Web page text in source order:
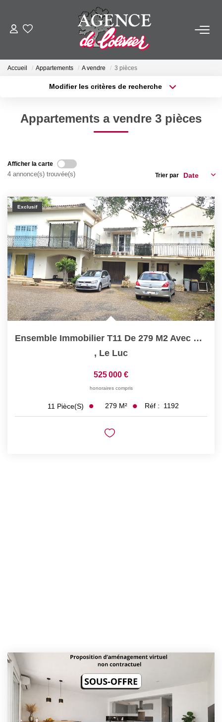
ACHETER
NOTRE AGENCE
CONTACT
Accueil Appartements A vendre 3 pièces
Modifier les critères de recherche
Type de bien
Appartements a vendre 3 pièces
Afficher la carte
4 annonce(s) trouvée(s) Trier par
Exclusif
Ensemble Immobilier T11 De 279 M2 Avec Garage, Caves Et...
, Le Luc
525 000 €
honoraires compris
11 Pièce(s) 279 M² Réf : 1192